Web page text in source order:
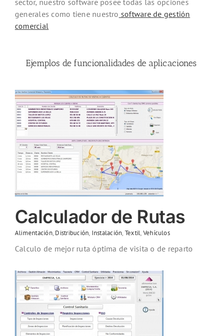
sector, nuestro software posee todas las opciones
generales como tiene nuestro software de gestión
comercial
Ejemplos de funcionalidades de aplicaciones
Calculador de Rutas
Alimentación, Distribución, Instalación, Textil, Vehículos
Calculo de mejor ruta óptima de visita o de reparto